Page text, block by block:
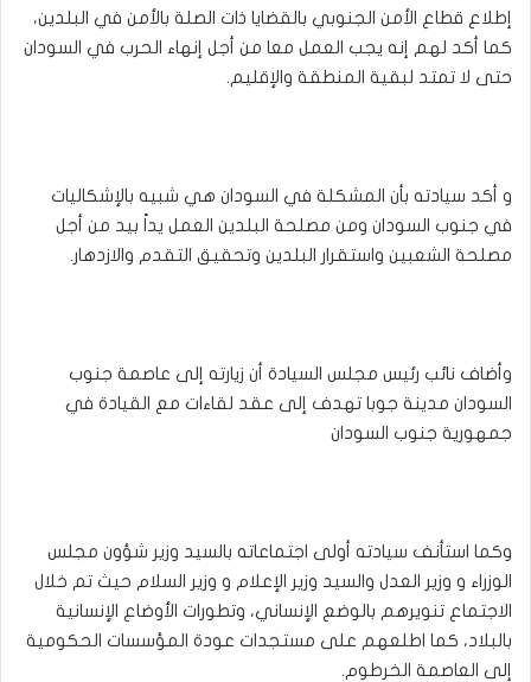
إطلاع قطاع الأمن الجنوبي بالقضايا ذات الصلة بالأمن في البلدين،
كما أكد لهم إنه يجب العمل معا من أجل إنهاء الحرب في السودان
حتى لا تمتد لبقية المنطقة والإقليم.
و أكد سيادته بأن المشكلة في السودان هي شبيه بالإشكاليات
في جنوب السودان ومن مصلحة البلدين العمل يداً بيد من أجل
مصلحة الشعبين واستقرار البلدين وتحقيق التقدم والازدهار.
وأضاف نائب رئيس مجلس السيادة أن زيارته إلى عاصمة جنوب
السودان مدينة جوبا تهدف إلى عقد لقاءات مع القيادة في
جمهورية جنوب السودان
وكما استأنف سيادته أولى اجتماعاته بالسيد وزير شؤون مجلس
الوزراء و وزير العدل والسيد وزير الإعلام و وزير السلام حيث تم خلال
الاجتماع تنويرهم بالوضع الإنساني، وتطورات الأوضاع الإنسانية
بالبلاد، كما اطلعهم على مستجدات عودة المؤسسات الحكومية
إلى العاصمة الخرطوم.